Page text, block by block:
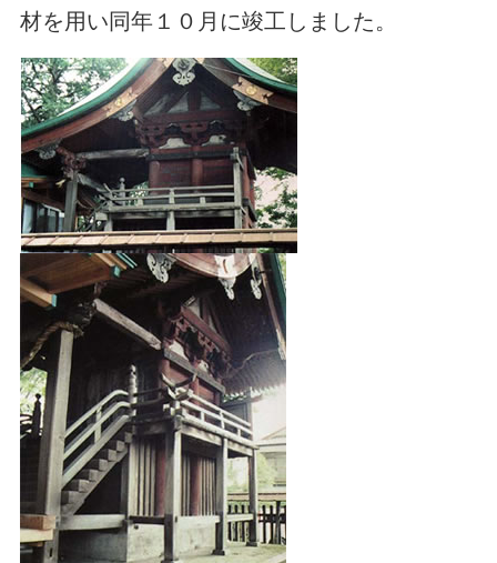
材を用い同年１０月に竣工しました。